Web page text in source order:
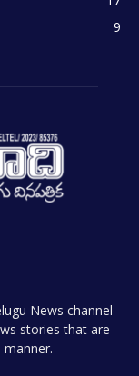
9
News channel
stories that are
manner.